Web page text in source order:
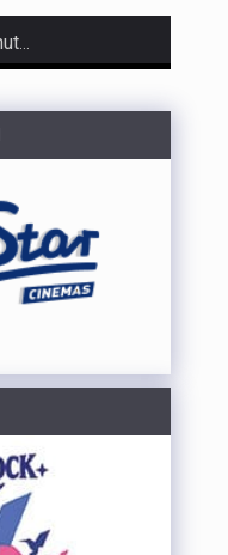
https://youtu.be/mldUU0Knk1Y U prometnoj nesreći u Rijeci teško je ozlijeđena 75-godišnja pješakinja, dok je 80-godišnji pješak prošao s lakšim ozljedama. Na njih je na pješačkom prijelazu naletio autobus kojim je upravljao 54-godišnji vozač. Nesreća se dogodila u utorak, 4. kolovoza, oko 18 sati na raskrižju Ulice Ivana Zajca i Ribarske ulice.
https://youtu.be/TrD_YDDOMIw Nogometaši Rijeke večeras u 20 sati i 45 minuta na stadionu Rujevica igraju utakmicu trećeg kola kvalifikacija za Konferencijsku ligu protiv finskog Ilvesa. Trener Matjaž Kek i igrač Branko Pavić naglašavaju kako u Europi nema mjesta za prosječnost te da ih očekuje teška utakmica protiv suparnika koji se dobro brani i kvalitetno izlazi u tranziciju. Cilj Rijeke je ostvariti što veću rezultatsku razliku u susretu koji traje najmanje 180 minuta. Više u videoprilogu:
Turistička zajednica Kvarnera pokrenula je novi video serijal pod nazivom Nona Chef. Projekt se temelji na receptima koji se prenose generacijama. Nastali su od lokalnih namirnica iz mora, s otoka, iz gorja i vrtova. Cilj projekta je očuvanje kvarnerske gastronomske baštine. Recepti trebaju ostati dio svakodnevice novih generacija. Serijal upoznaje gledatelje s autentičnim kvarnerskim nonama. Prikazuje njihove obiteljske recepte i priče. Uz recepte, video susreti donose mirise domaće kuhinje. Važan dio serijala čine i lokalni dijalekti. Epizode donose izvorne izraze, sjećanja i životne priče. Svaka nova epizoda predstavlja novi recept i novo lice Kvarnera. Godina Europske regije gastronomije bila je povod za projekt. "Nadamo se da će naše none – i poneki nono - mnogima biti najljepši poziv da posjete Kvarner i upoznaju ga kroz njegove okuse", izjavila je Marijana Kalčić. Direktorica TZ Kvarnera ističe važnost ove priče. Projekt dočarava običaje i način života regije. Najave na društvenim mrežama već imaju pozitivne komentare. Publika time pokazuje da cijeni autentične priče.Serijal se može pratiti na digitalnim kanalima TZ Kvarnera. Prvi video i najava dostupni su na Instagram profilu. Poveznice na najavu serijala Nona Chef i na prvi video: https://www.instagram.com/p/DbsDD-KsUCJ/
U razdoblju od 1. do 5. kolovoza na području Policijske uprave primorsko-goranske zabilježeno je devet provalnih krađa u domove, od kojih su tri ostale u pokušaju. Kaznena djela počinjena su u centru Rijeke, na Trsatu, na području općine Čavle te na otocima Rabu i Krku. Nepoznati počinitelji su iz stambenih objekata otuđili novac, nakit i satove. Ukupna materijalna šteta procjenjuje se na više desetaka tisuća eura. Policijski službenici intenzivno tragaju za počiniteljima i otuđenim predmetima, a građanima donosimo službene savjete za zaštitu domova. Mehanička i tehnička zaštita Kvalitetna stolarija i brave: Ugradite protuprovalna vrata s kvalitetnim cilindrom i višestrukim zaključavanjem. Postavite dodatne zasune na prozore i balkonska vrata. Rasvjeta na senzor: Postavite senzorsku vanjsku rasvjetu ispred ulaza, u dvorištu i na balkonima jer provalnici izbjegavaju osvijetljena mjesta. Alarm i videonadzor: Vidljivo postavljene kamere i naljepnice upozorenja o alarmu djeluju kao snažan odvraćajući faktor. Svakodnevne navike Uvijek zaključavajte vrata: Zaključajte ulazna vrata i zatvorite prozore čak i kada odlazite na samo nekoliko minuta. Bez skrivenih ključeva: Nikada ne ostavljajte ključeve ispod otirača, u teglama za cvijeće ili iznad vrata. Provjera identiteta: Ne otvarajte vrata nepoznatim osobama dok ne utvrdite tko su Savjeti za dulja izbivanja i putovanja Stvorite privid prisutnosti: Zamolite…